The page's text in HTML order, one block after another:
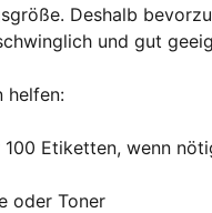
Deshalb
und gut
helfen:
Etiketten, wenn
oder Toner